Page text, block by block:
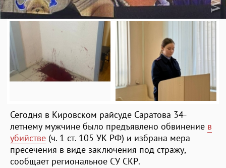
Сегодня в Кировском райсуде Саратова 34-
летнему мужчине было предъявлено обвинение в
убийстве (ч. 1 ст. 105 УК РФ) и избрана мера
пресечения в виде заключения под стражу,
сообщает региональное СУ СКР.